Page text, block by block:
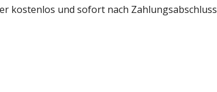
kostenlos und sofort nach Zahlungsabschluss